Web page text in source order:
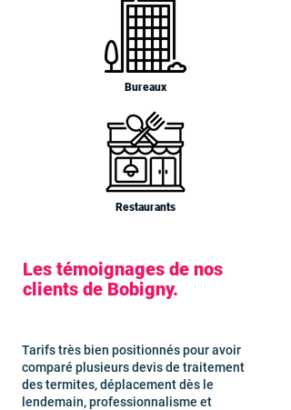
Bureaux
Restaurants
Les témoignages de nos
clients de Bobigny.
Tarifs très bien positionnés pour avoir
comparé plusieurs devis de traitement
des termites, déplacement dès le
lendemain, professionnalisme et